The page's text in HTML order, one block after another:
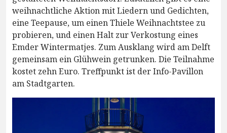
weihnachtliche Aktion mit Liedern und Gedichten,
eine Teepause, um einen Thiele Weihnachtstee zu
probieren, und einen Halt zur Verkostung eines
Emder Wintermatjes. Zum Ausklang wird am Delft
gemeinsam ein Glühwein getrunken. Die Teilnahme
kostet zehn Euro. Treffpunkt ist der Info-Pavillon
am Stadtgarten.